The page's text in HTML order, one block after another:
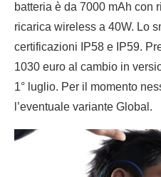
batteria è da 7000 mAh con
ricarica wireless a 40W. Lo
certificazioni IP58 e IP59.
1030 euro al cambio in
1° luglio. Per il momento
l’eventuale variante Global.